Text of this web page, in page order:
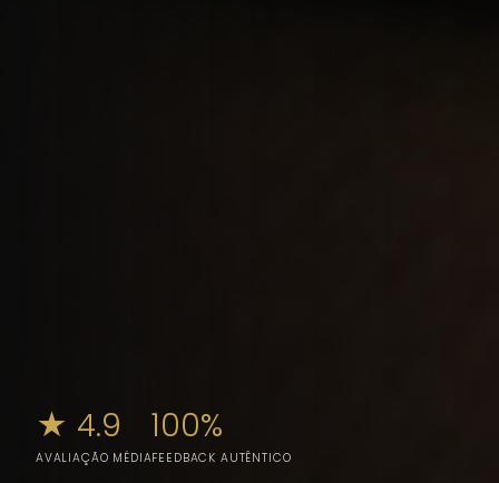
★ 4.9
AVALIAÇÃO MÉDIA
100%
FEEDBACK AUTÊNTICO